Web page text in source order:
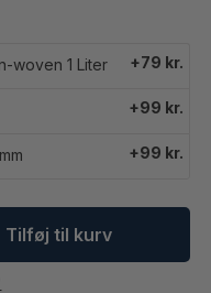
woven 1 Liter +79 kr.
+99 kr.
+99 kr.
Tilføj til kurv